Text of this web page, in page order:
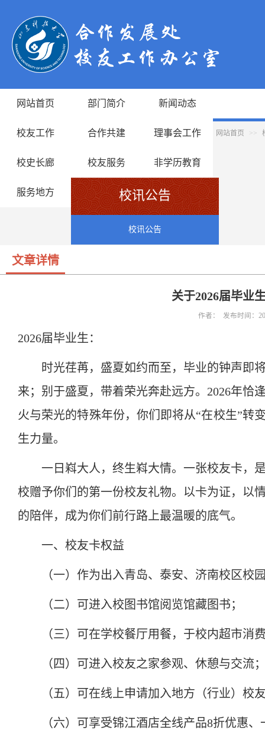
网站首页 部门简介 新闻动态
校友工作 合作共建 理事会工作
校史长廊 校友服务 非学历教育
服务地方
网站首页 >>
校讯公告
校讯公告
文章详情
关于2026届毕业
作者： 发布时间：
2026届毕业生：
时光荏苒，盛夏如约而至，毕业的钟声即
来；别于盛夏，带着荣光奔赴远方。2026年恰
火与荣光的特殊年份，你们即将从“在校生”转
生力量。
一日嵙大人，终生嵙大情。一张校友卡，
校赠予你们的第一份校友礼物。以卡为证，以
的陪伴，成为你们前行路上最温暖的底气。
一、校友卡权益
（一）作为出入青岛、泰安、济南校区校
（二）可进入校图书馆阅览馆藏图书；
（三）可在学校餐厅用餐，于校内超市消
（四）可进入校友之家参观、休憩与交流
（五）可在线上申请加入地方（行业）校
（六）可享受锦江酒店全线产品8折优惠